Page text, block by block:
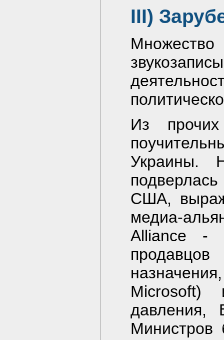
III)
Из
Украины.
США,
медиа-
Alliance -
Microsoft)
давления,
Министров